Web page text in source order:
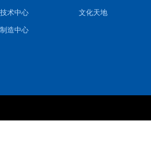
技术中心
制造中心
文化天地